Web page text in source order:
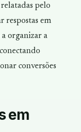
pelo
respostas em
a organizar a
conversões
em